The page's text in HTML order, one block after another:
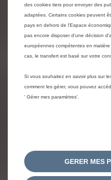
pouvez également
choix de jantes
look de votre SUV.
Dans l’habitacle,
entre plusieurs
soit en noir, gris
Citroën c5
Hybride allient
modularité. Leurs
des cookies tiers pour envoyer des
adaptées. Certains cookies peuvent
pays en dehors de l'Espace
pas encore disposer d'une décision
européennes compétentes en
cas, le transfert est basé sur votre
Si vous souhaitez en savoir plus sur
comment les gérer, vous pouvez
' Gérer mes paramètres'.
GERER MES